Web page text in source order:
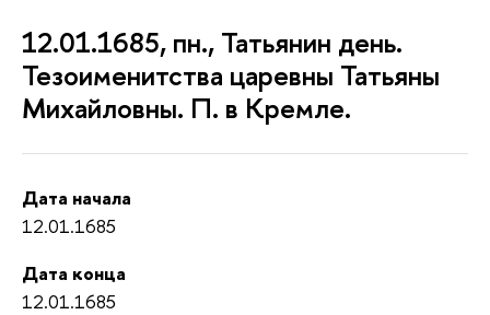
12.01.1685, пн., Татьянин день.
Тезоименитства царевны Татьяны
Михайловны. П. в Кремле.
Дата начала
12.01.1685
Дата конца
12.01.1685